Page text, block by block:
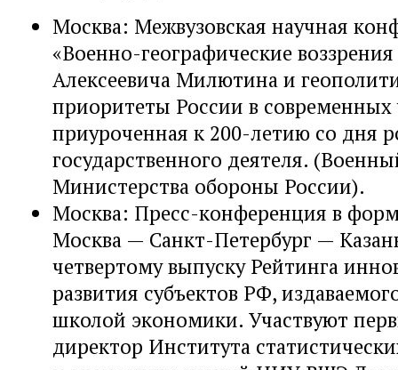
Москва: Межвузовская научная
«Военно-географические
Алексеевича Милютина и
приоритеты России в современных
приуроченная к 200-летию со дня
государственного деятеля.
Министерства обороны России).
Москва: Пресс-конференция в
Москва — Санкт-Петербург —
четвертому выпуску Рейтинга
развития субъектов РФ,
школой экономики. Участвуют
директор Института